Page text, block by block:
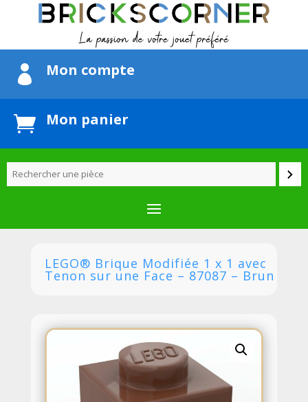
 Mon compte
 Mon panier
LEGO® Brique Modifiée 1 x 1 avec
Tenon sur une Face – 87087 – Brun